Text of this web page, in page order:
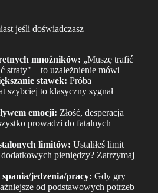
jeśli doświadczasz
mnożników: „Muszę trafić
straty" – to uzależnienie mówi
stawek: Próba
szybciej to klasyczny sygnał
emocji: Złość, desperacja
prowadzi do fatalnych
limitów: Ustaliłeś limit
dodatkowych pieniędzy? Zatrzymaj
jedzenia/pracy: Gdy gry
od podstawowych potrzeb